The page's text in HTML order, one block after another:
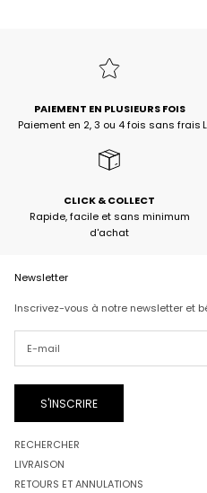
PAIEMENT EN PLUSIEURS FOIS
Paiement en 2, 3 ou 4 fois sans frais
CLICK & COLLECT
Rapide, facile et sans minimum
d'achat
Newsletter
Inscrivez-vous à notre newsletter et
S'INSCRIRE
RECHERCHER
LIVRAISON
RETOURS ET ANNULATIONS